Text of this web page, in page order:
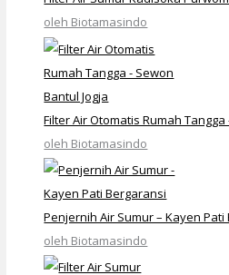
oleh Biotamasindo
Filter Air Otomatis Rumah
oleh Biotamasindo
Penjernih Air Sumur – Kayen Pati
oleh Biotamasindo